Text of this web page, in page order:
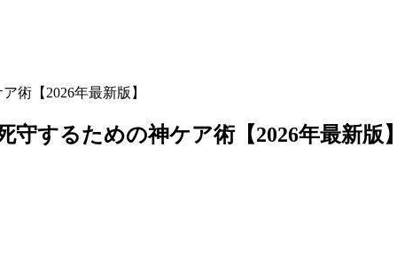
術【2026年最新版】
するための神ケア術【2026年最新版】